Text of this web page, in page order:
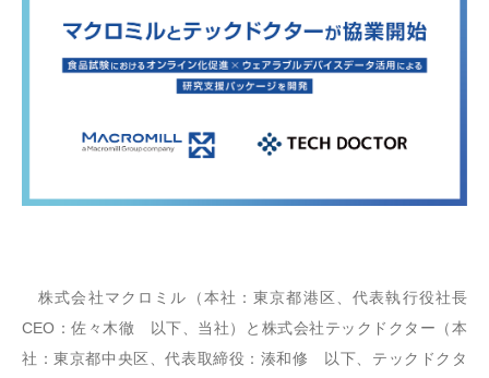
株式会社マクロミル（本社：東京都港区、代表執行役社長
CEO：佐々木徹 以下、当社）と株式会社テックドクター（本
社：東京都中央区、代表取締役：湊和修 以下、テックドクタ